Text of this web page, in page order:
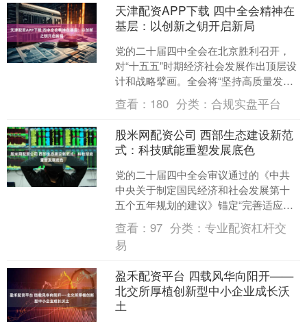
天津配资APP下载 四中全会精神在
基层：以创新之钥开启新局
党的二十届四中全会在北京胜利召开，
对“十五五”时期经济社会发展作出顶层设
计和战略擘画。全会将“坚持高质量发
展”作为“十五五”时期经济社会发展必须
遵循的原则，并将....
查看： 180 分类：合规实盘平台
股米网配资公司 西部生态建设新范
式：科技赋能重塑发展底色
党的二十届四中全会审议通过的《中共
中央关于制定国民经济和社会发展第十
五个五年规划的建议》锚定“完善适应气
候变化工作体系”“扎实推动西部大开发形
成新格局”等战略目....
查看：97 分类：专业配资杠杆交
易
盈禾配资平台 四载风华向阳开——
北交所厚植创新型中小企业成长沃
土